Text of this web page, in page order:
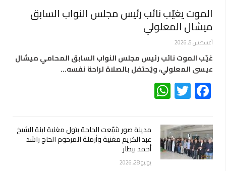
الموت يغيّب نائب رئيس مجلس النواب السابق
ميشال المعلولي
أغسطس 5, 2026
غيّب الموت نائب رئيس مجلس النواب السابق المحامي ميشال
عيسى المعلولي، ويُحتفل بالصلاة لراحة نفسه…
Facebook
Twitter
مدينة صور شيّعت الحاجة بتول مغنية ابنة الشيخ
عبد الكريم مغنية وأرملة المرحوم الحاج راشد
أحمد بيطار
يوليو 28, 2026